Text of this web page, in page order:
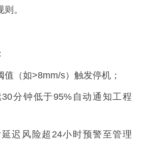
。
（如>8mm/s）触发停机；
分钟低于95%自动通知工程
迟风险超24小时预警至管理